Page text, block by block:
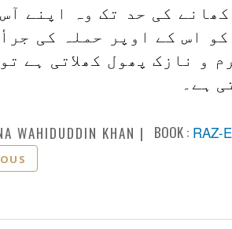
کی حد تک وہ اپنے
کو اس کے اوپر حملہ کی
و نازک پھول کھلاتی ہے
ہے۔
WAHIDUDDIN KHAN BOOK : RAZ-